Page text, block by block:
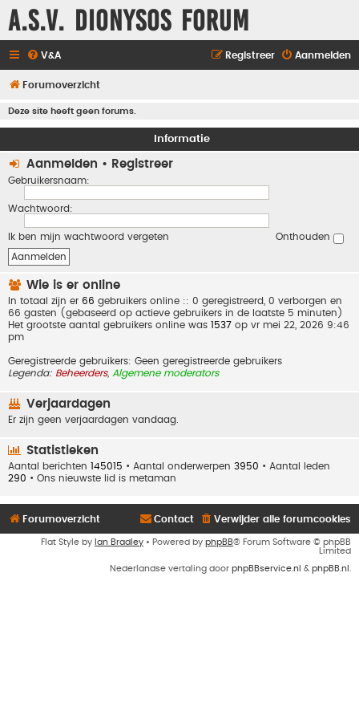
A.S.V. Dionysos Forum
V&A Aanmelden
Registreer
Forumoverzicht
Deze site heeft geen forums.
Informatie
Aanmelden • Registreer
Gebruikersnaam:
Wachtwoord:
Ik ben mijn wachtwoord vergeten Onthouden
Wie is er online
In totaal zijn er 66 gebruikers online :: 0 geregistreerd, 0 verborgen en
66 gasten (gebaseerd op actieve gebruikers in de laatste 5 minuten)
Het grootste aantal gebruikers online was 1537 op vr mei 22, 2026 9:46
pm
Geregistreerde gebruikers: Geen geregistreerde gebruikers
Legenda: Beheerders, Algemene moderators
Verjaardagen
Er zijn geen verjaardagen vandaag.
Statistieken
Aantal berichten 145015 • Aantal onderwerpen 3950 • Aantal leden
290 • Ons nieuwste lid is metaman
Forumoverzicht Verwijder alle forumcookies
Contact
Flat Style by Ian Bradley • Powered by phpBB® Forum Software © phpBB
Limited
Nederlandse vertaling door phpBBservice.nl & phpBB.nl